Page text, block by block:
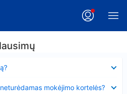
mokėjimo kortelės?